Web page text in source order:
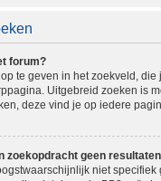
forum?
te geven in het zoekveld,
Uitgebreid zoeken is
deze vind je op iedere
zoekopdracht geen
niet specifiek